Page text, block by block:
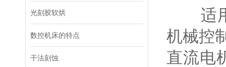
光刻胶软烘
数控机床的特点
干法刻蚀
适用
机械控
直流电